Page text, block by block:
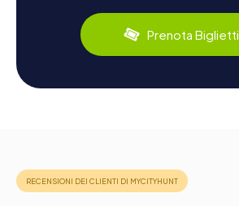
Prenota Biglietti